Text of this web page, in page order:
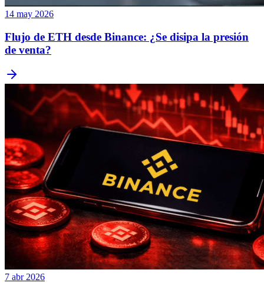
14 may 2026
Flujo de ETH desde Binance: ¿Se disipa la presión
de venta?
7 abr 2026